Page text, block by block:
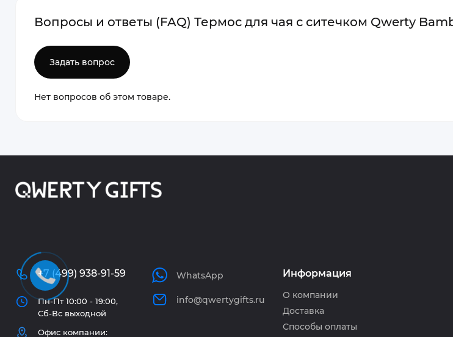
Вопросы и ответы (FAQ) Термос для чая с ситечком Qwerty
Задать вопрос
Нет вопросов об этом товаре.
+7 (499) 938-91-59
Пн-Пт 10:00 - 19:00,
Сб-Вс выходной
Офис компании:
WhatsApp
info@qwertygifts.ru
Информация
О компании
Доставка
Способы оплаты